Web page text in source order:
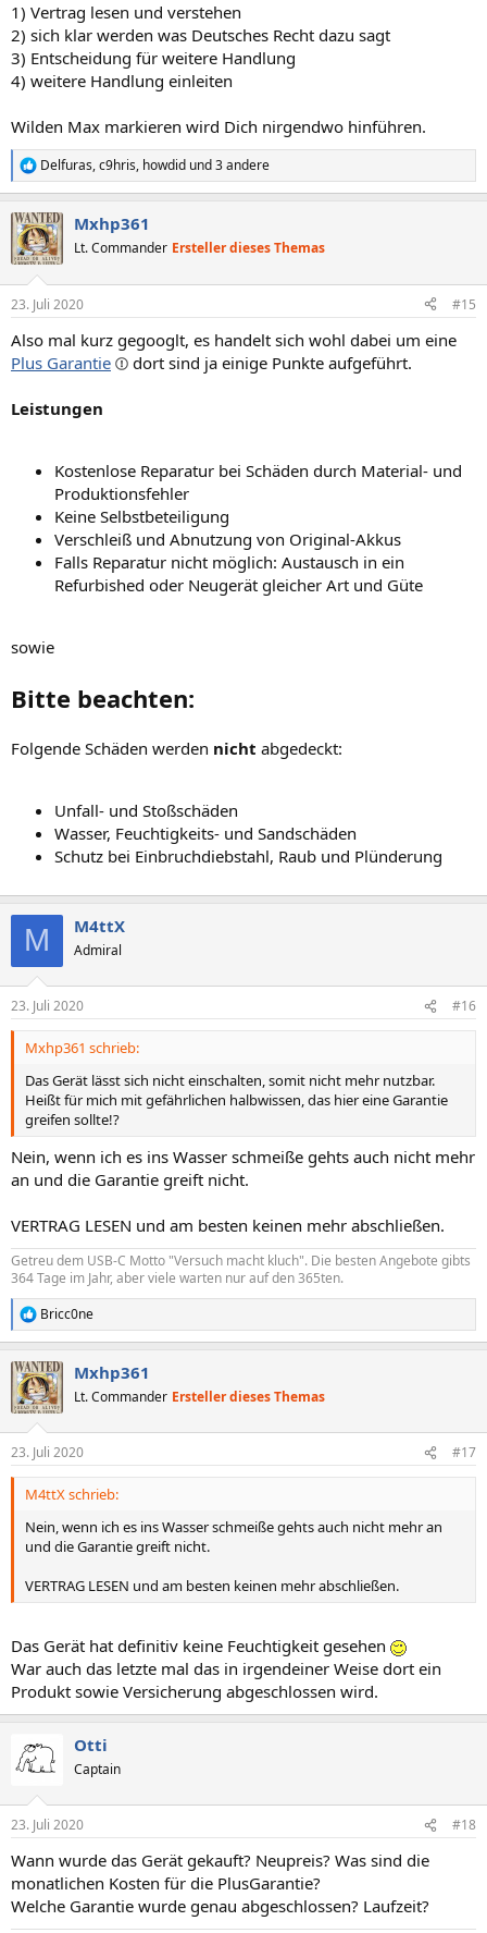
1) Vertrag lesen und verstehen
2) sich klar werden was Deutsches Recht dazu sagt
3) Entscheidung für weitere Handlung
4) weitere Handlung einleiten
Wilden Max markieren wird Dich nirgendwo hinführen.
R
e
k
t
i
e
:
Delfuras,c9hris, howdid und 3 andere
Mxhp361
Lt. Commander Ersteller dieses Themas
23. Juli 2020 #15
Also mal kurz gegooglt, es handelt sich wohl dabei um eine
Plus Garantie
dort sind ja einige Punkte aufgeführt.
Leistungen
Kostenlose Reparatur bei Schäden durch Material- und
Produktionsfehler
Keine Selbstbeteiligung
Verschleiß und Abnutzung von Original-Akkus
Falls Reparatur nicht möglich: Austausch in ein
Refurbished oder Neugerät gleicher Art und Güte
sowie
Bitte beachten:
Folgende Schäden werden nicht abgedeckt:
Unfall- und Stoßschäden
Wasser, Feuchtigkeits- und Sandschäden
Schutz bei Einbruchdiebstahl, Raub und Plünderung
M M4ttX
Admiral
23. Juli 2020 #16
Mxhp361 schrieb:
Das Gerät lässt sich nicht einschalten, somit nicht mehr nutzbar.
Heißt für mich mit gefährlichen halbwissen, das hier eine Garantie
greifen sollte!?
Nein, wenn ich es ins Wasser schmeiße gehts auch nicht mehr
an und die Garantie greift nicht.
VERTRAG LESEN und am besten keinen mehr abschließen.
Getreu dem USB-C Motto "Versuch macht kluch". Die besten Angebote gibts
364 Tage im Jahr, aber viele warten nur auf den 365ten.
R
e
k
t
i
e
n
Bricc0ne
Mxhp361
Lt. Commander Ersteller dieses Themas
23. Juli 2020 #17
M4ttX schrieb:
Nein, wenn ich es ins Wasser schmeiße gehts auch nicht mehr an
und die Garantie greift nicht.
VERTRAG LESEN und am besten keinen mehr abschließen.
Das Gerät hat definitiv keine Feuchtigkeit gesehen
War auch das letzte mal das in irgendeiner Weise dort ein
Produkt sowie Versicherung abgeschlossen wird.
Otti
Captain
23. Juli 2020 #18
Wann wurde das Gerät gekauft? Neupreis? Was sind die
monatlichen Kosten für die PlusGarantie?
Welche Garantie wurde genau abgeschlossen? Laufzeit?